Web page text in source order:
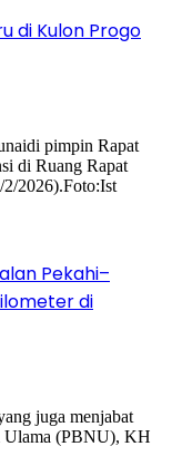
di Kulon Progo
Pekahi–
di